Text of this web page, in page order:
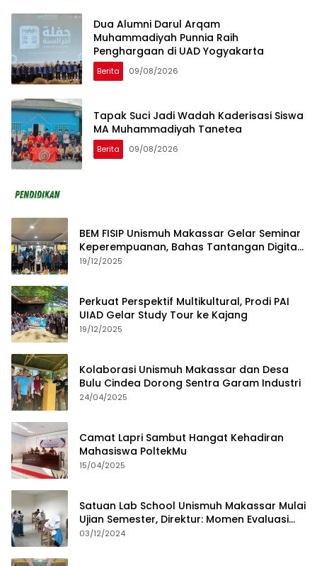
Dua Alumni Darul Arqam
Muhammadiyah Punnia Raih
Penghargaan di UAD Yogyakarta
Berita 09/08/2026
Tapak Suci Jadi Wadah Kaderisasi Siswa
MA Muhammadiyah Tanetea
Berita 09/08/2026
BEM FISIP Unismuh Makassar Gelar Seminar
Keperempuanan, Bahas Tantangan Digital
dan Budaya Lokal
19/12/2025
Perkuat Perspektif Multikultural, Prodi PAI
UIAD Gelar Study Tour ke Kajang
19/12/2025
Kolaborasi Unismuh Makassar dan Desa
Bulu Cindea Dorong Sentra Garam Industri
24/04/2025
Camat Lapri Sambut Hangat Kehadiran
Mahasiswa PoltekMu
15/04/2025
Satuan Lab School Unismuh Makassar Mulai
Ujian Semester, Direktur: Momen Evaluasi
Proses Pembelajaran
03/12/2024